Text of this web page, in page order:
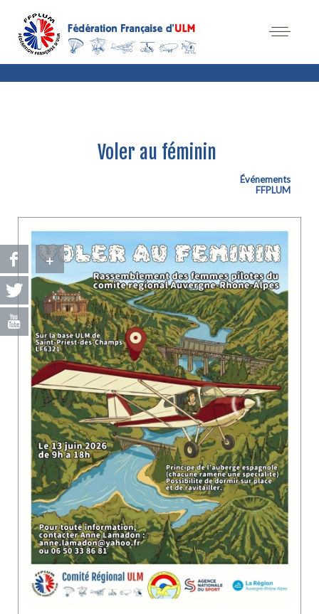
Voler au féminin
Événements
FFPLUM
+